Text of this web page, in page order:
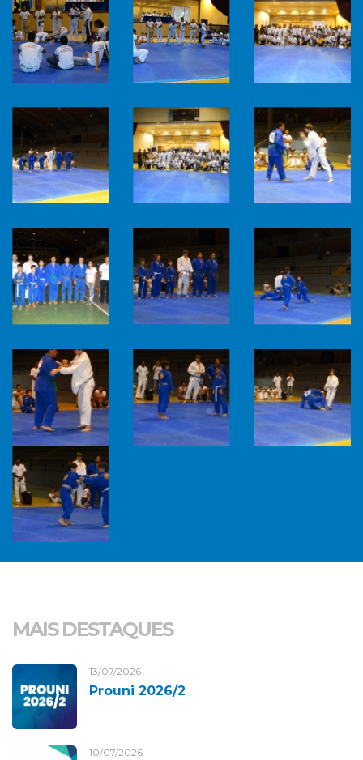
MAIS DESTAQUES
13/07/2026
Prouni 2026/2
10/07/2026